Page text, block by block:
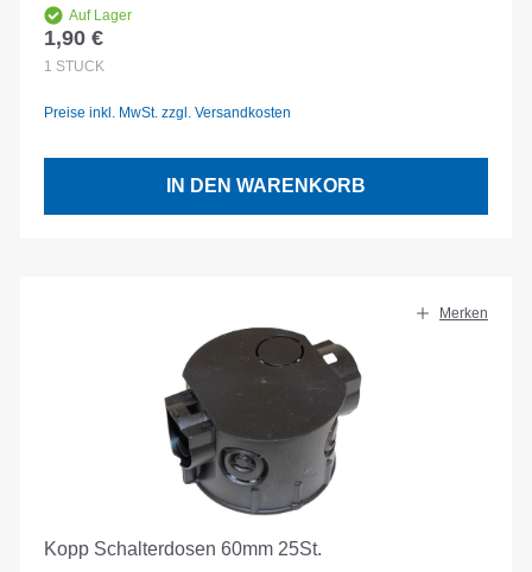
Auf Lager
Regulärer Preis:
1,90 €
1 STÜCK
Preise inkl. MwSt. zzgl. Versandkosten
IN DEN WARENKORB
Merken
Kopp Schalterdosen 60mm 25St.